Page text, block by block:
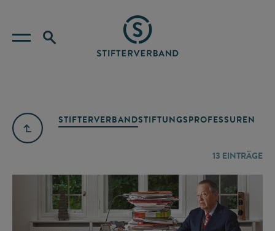
STIFTERVERBANDSTIFTUNGSPROFESSUREN
13 EINTRÄGE